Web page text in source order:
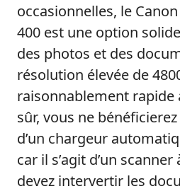
occasionnelles, le
400 est une option
des photos et des
résolution élevée de
raisonnablement rapide
sûr, vous ne
d’un chargeur
car il s’agit d’un
devez intervertir les